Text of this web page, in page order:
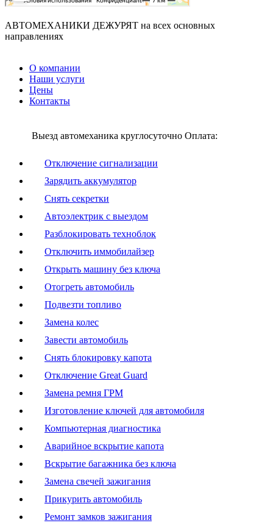
АВТОМЕХАНИКИ ДЕЖУРЯТ на всех основных
направлениях
О компании
Наши услуги
Цены
Контакты
Выезд автомеханика круглосуточно Оплата:
Отключение сигнализации
Зарядить аккумулятор
Снять секретки
Автоэлектрик с выездом
Разблокировать техноблок
Отключить иммобилайзер
Открыть машину без ключа
Отогреть автомобиль
Подвезти топливо
Замена колес
Завести автомобиль
Снять блокировку капота
Отключение Great Guard
Замена ремня ГРМ
Изготовление ключей для автомобиля
Компьютерная диагностика
Аварийное вскрытие капота
Вскрытие багажника без ключа
Замена свечей зажигания
Прикурить автомобиль
Ремонт замков зажигания